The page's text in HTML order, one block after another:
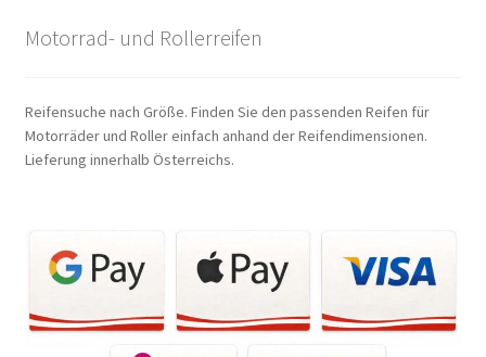
Motorrad- und Rollerreifen
Reifensuche nach Größe. Finden Sie den passenden Reifen für
Motorräder und Roller einfach anhand der Reifendimensionen.
Lieferung innerhalb Österreichs.